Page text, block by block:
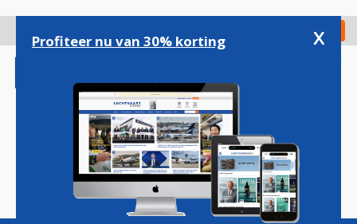
gaan
Check in
Magazine Podcasts Vacatures
Profiteer nu van 30% korting x